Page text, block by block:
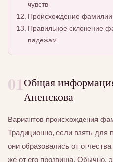
чувств
Происхождение фамилии
Правильное склонение
падежам
01Общая
Аненскова
Вариантов происхождения
Традиционно, если взять для
они образовались от
же от его прозвища. Обычно,